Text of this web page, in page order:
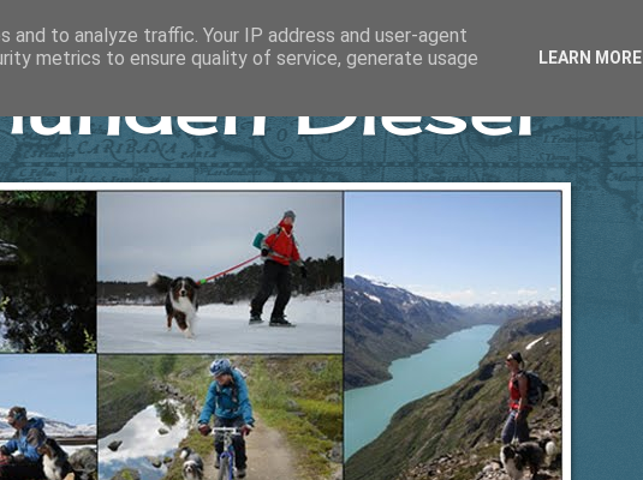
Diesel
to analyze traffic. Your IP address and user-agent
metrics to ensure quality of service, generate usage
LEARN MORE